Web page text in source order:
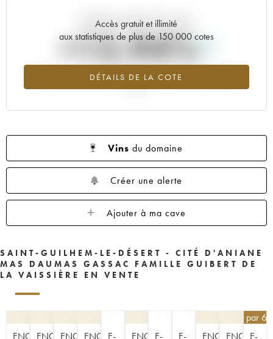
Accès gratuit et illimité
aux statistiques de plus de 150 000 cotes
DÉTAILS DE LA COTE
Tendance actuelle de la cote
+15.94%
Tendance à la hausse du millésime 1991 en 2026 par rapport à
Vins du domaine
Créer une alerte
Ajouter à ma cave
SAINT-GUILHEM-LE-DÉSERT - CITÉ D'ANIANE
MAS DAUMAS GASSAC FAMILLE GUIBERT DE
LA VAISSIÈRE EN VENTE
ENCHÈREENCHÈREENCHÈREENCHÈRE
E-
ENCHÈRE
E-
E-
ENCHÈREENCHÈRE
par 6
E-